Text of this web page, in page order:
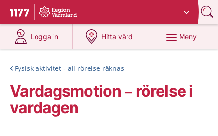
Till startsidan för 1177
Du har valt region
Logga in
på 1177.se
Hitta vård
på 1177.se
Meny
Fysisk aktivitet - all rörelse räknas
Vardagsmotion – rörelse i
vardagen